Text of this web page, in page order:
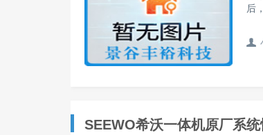
后
SEEWO希沃一体机原厂系统